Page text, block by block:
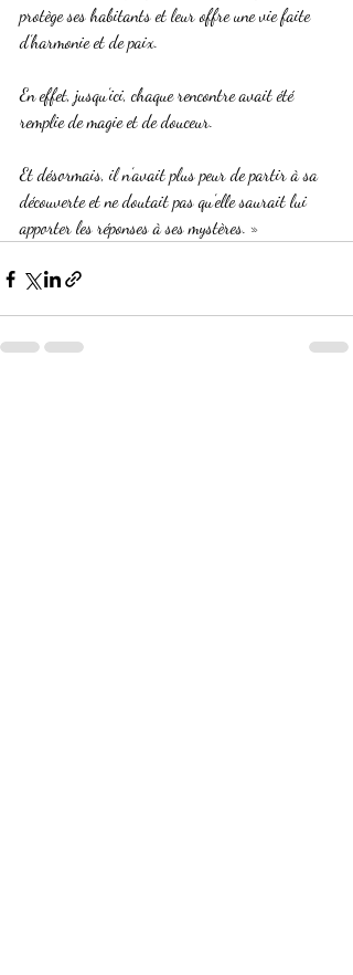
protège ses habitants et leur offre une vie faite
d’harmonie et de paix.
En effet, jusqu’ici, chaque rencontre avait été
remplie de magie et de douceur.
Et désormais, il n’avait plus peur de partir à sa
découverte et ne doutait pas qu’elle saurait lui
apporter les réponses à ses mystères. »